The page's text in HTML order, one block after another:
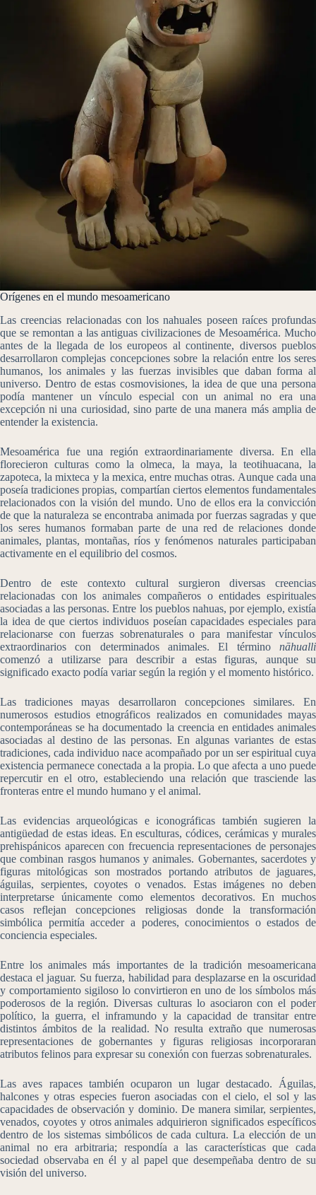
Orígenes en el mundo mesoamericano
Las creencias relacionadas con los nahuales poseen raíces profundas
que se remontan a las antiguas civilizaciones de Mesoamérica. Mucho
antes de la llegada de los europeos al continente, diversos pueblos
desarrollaron complejas concepciones sobre la relación entre los seres
humanos, los animales y las fuerzas invisibles que daban forma al
universo. Dentro de estas cosmovisiones, la idea de que una persona
podía mantener un vínculo especial con un animal no era una
excepción ni una curiosidad, sino parte de una manera más amplia de
entender la existencia.
Mesoamérica fue una región extraordinariamente diversa. En ella
florecieron culturas como la olmeca, la maya, la teotihuacana, la
zapoteca, la mixteca y la mexica, entre muchas otras. Aunque cada una
poseía tradiciones propias, compartían ciertos elementos fundamentales
relacionados con la visión del mundo. Uno de ellos era la convicción
de que la naturaleza se encontraba animada por fuerzas sagradas y que
los seres humanos formaban parte de una red de relaciones donde
animales, plantas, montañas, ríos y fenómenos naturales participaban
activamente en el equilibrio del cosmos.
Dentro de este contexto cultural surgieron diversas creencias
relacionadas con los animales compañeros o entidades espirituales
asociadas a las personas. Entre los pueblos nahuas, por ejemplo, existía
la idea de que ciertos individuos poseían capacidades especiales para
relacionarse con fuerzas sobrenaturales o para manifestar vínculos
extraordinarios con determinados animales. El término nāhualli
comenzó a utilizarse para describir a estas figuras, aunque su
significado exacto podía variar según la región y el momento histórico.
Las tradiciones mayas desarrollaron concepciones similares. En
numerosos estudios etnográficos realizados en comunidades mayas
contemporáneas se ha documentado la creencia en entidades animales
asociadas al destino de las personas. En algunas variantes de estas
tradiciones, cada individuo nace acompañado por un ser espiritual cuya
existencia permanece conectada a la propia. Lo que afecta a uno puede
repercutir en el otro, estableciendo una relación que trasciende las
fronteras entre el mundo humano y el animal.
Las evidencias arqueológicas e iconográficas también sugieren la
antigüedad de estas ideas. En esculturas, códices, cerámicas y murales
prehispánicos aparecen con frecuencia representaciones de personajes
que combinan rasgos humanos y animales. Gobernantes, sacerdotes y
figuras mitológicas son mostrados portando atributos de jaguares,
águilas, serpientes, coyotes o venados. Estas imágenes no deben
interpretarse únicamente como elementos decorativos. En muchos
casos reflejan concepciones religiosas donde la transformación
simbólica permitía acceder a poderes, conocimientos o estados de
conciencia especiales.
Entre los animales más importantes de la tradición mesoamericana
destaca el jaguar. Su fuerza, habilidad para desplazarse en la oscuridad
y comportamiento sigiloso lo convirtieron en uno de los símbolos más
poderosos de la región. Diversas culturas lo asociaron con el poder
político, la guerra, el inframundo y la capacidad de transitar entre
distintos ámbitos de la realidad. No resulta extraño que numerosas
representaciones de gobernantes y figuras religiosas incorporaran
atributos felinos para expresar su conexión con fuerzas sobrenaturales.
Las aves rapaces también ocuparon un lugar destacado. Águilas,
halcones y otras especies fueron asociadas con el cielo, el sol y las
capacidades de observación y dominio. De manera similar, serpientes,
venados, coyotes y otros animales adquirieron significados específicos
dentro de los sistemas simbólicos de cada cultura. La elección de un
animal no era arbitraria; respondía a las características que cada
sociedad observaba en él y al papel que desempeñaba dentro de su
visión del universo.